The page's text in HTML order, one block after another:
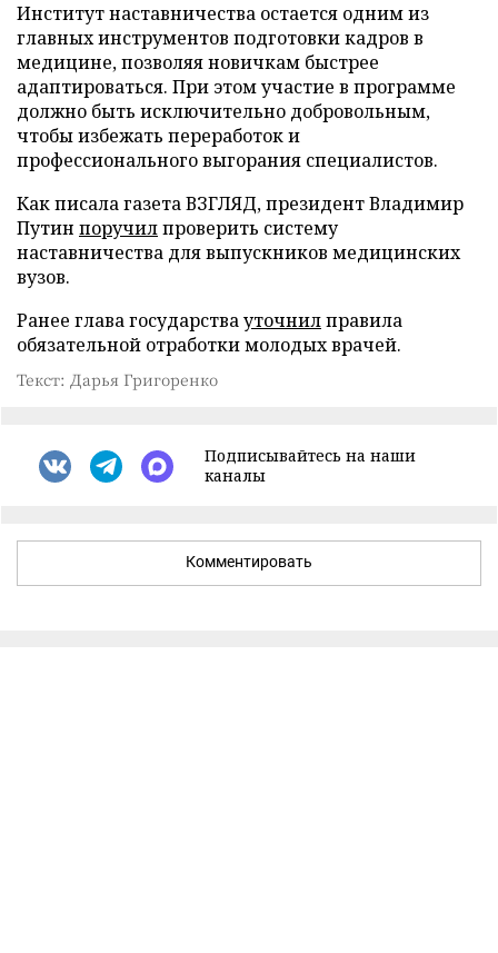
Институт наставничества остается одним из
главных инструментов подготовки кадров в
медицине, позволяя новичкам быстрее
адаптироваться. При этом участие в программе
должно быть исключительно добровольным,
чтобы избежать переработок и
профессионального выгорания специалистов.
Как писала газета ВЗГЛЯД, президент Владимир
Путин поручилпроверить систему
наставничества для выпускников медицинских
вузов.
Ранее глава государствауточнилправила
обязательной отработки молодых врачей.
Текст: Дарья Григоренко
Подписывайтесь на наши
каналы
Комментировать